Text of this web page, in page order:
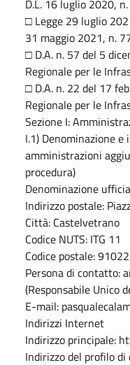
D.L. 16 luglio 2020,
□ Legge 29 luglio
31 maggio 2021, n.
□ D.A. n. 57 del 5
Regionale per le
□ D.A. n. 22 del 17
Regionale per le
Sezione I:
I.1) Denominazione
amministrazioni
procedura)
Denominazione
Indirizzo postale:
Città: Castelvetrano
Codice NUTS: ITG 11
Codice postale: 91022
Persona di contatto:
(Responsabile Unico
E-mail:
Indirizzi Internet
Indirizzo principale:
Indirizzo del profilo